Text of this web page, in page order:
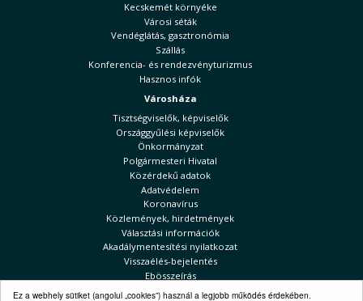
Ez a webhely sütiket (angolul „cookies”) használ a legjobb működés érdekében.
Kecskemét környéke
Városi séták
Vendéglátás, gasztronómia
Szállás
Konferencia- és rendezvényturizmus
Hasznos infók
Városháza
Tisztségviselők, képviselők
Országgyűlési képviselők
Önkormányzat
Polgármesteri Hivatal
Közérdekű adatok
Adatvédelem
Koronavírus
Közlemények, hirdetmények
Választási információk
Akadálymentesítési nyilatkozat
Visszaélés-bejelentés
Ebösszeírás
Kecskeméti Hírek